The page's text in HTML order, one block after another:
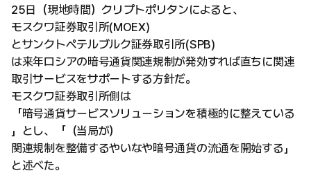
25日（現地時間）クリプトポリタンによると、
モスクワ証券取引所(MOEX)
とサンクトペテルブルク証券取引所(SPB)
は来年ロシアの暗号通貨関連規制が発効すれば直ちに関連
取引サービスをサポートする方針だ。
モスクワ証券取引所側は
「暗号通貨サービスソリューションを積極的に整えている
」とし、「（当局が）
関連規制を整備するやいなや暗号通貨の流通を開始する」
と述べた。